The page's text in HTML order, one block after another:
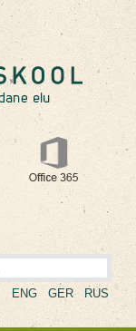
ENG GER RUS